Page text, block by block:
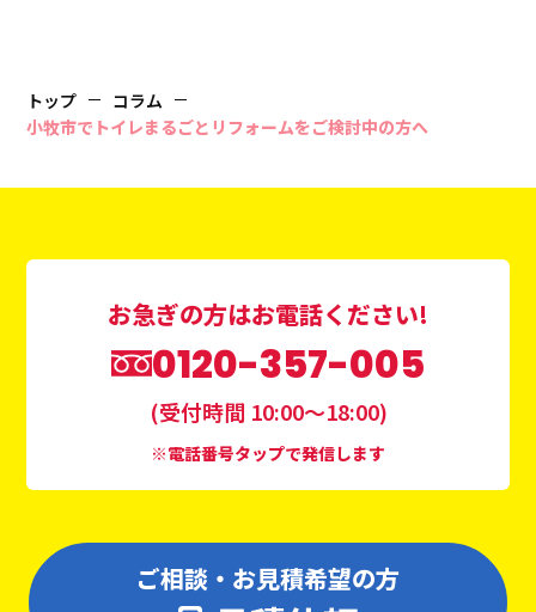
トップ
コラム
小牧市でトイレまるごとリフォームをご検討中の方へ
お急ぎの方はお電話ください!
0120-357-005
(受付時間 10:00〜18:00)
※電話番号タップで発信します
ご相談・お見積希望の方